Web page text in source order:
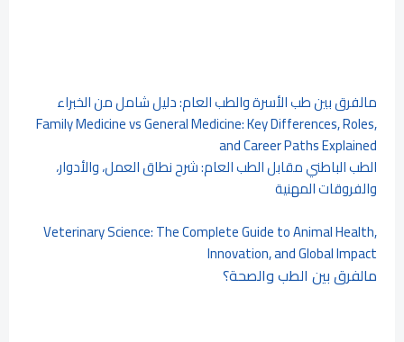
مالفرق بين طب الأسرة والطب العام: دليل شامل من الخبراء
Family Medicine vs General Medicine: Key Differences, Roles,
and Career Paths Explained
الطب الباطني مقابل الطب العام: شرح نطاق العمل، والأدوار،
والفروقات المهنية
Veterinary Science: The Complete Guide to Animal Health,
Innovation, and Global Impact
مالفرق بين الطب والصحة؟